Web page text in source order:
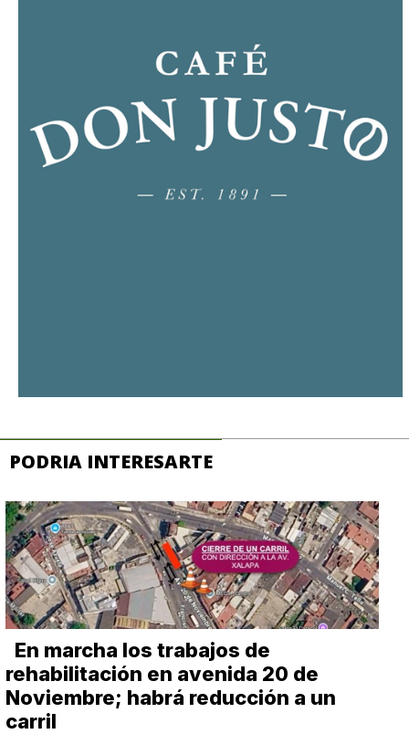
PODRIA INTERESARTE
En marcha los trabajos de
rehabilitación en avenida 20 de
Noviembre; habrá reducción a un
carril